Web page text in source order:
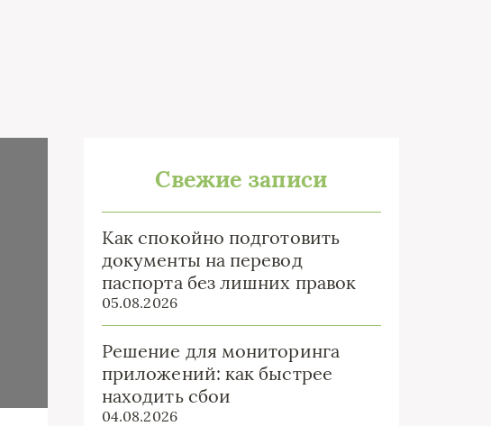
Свежие записи
Как спокойно подготовить
документы на перевод
паспорта без лишних правок
05.08.2026
Решение для мониторинга
приложений: как быстрее
находить сбои
04.08.2026